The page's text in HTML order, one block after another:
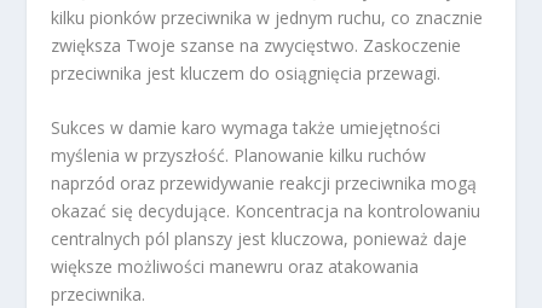
kilku pionków przeciwnika w jednym ruchu, co znacznie
zwiększa Twoje szanse na zwycięstwo. Zaskoczenie
przeciwnika jest kluczem do osiągnięcia przewagi.
Sukces w damie karo wymaga także umiejętności
myślenia w przyszłość. Planowanie kilku ruchów
naprzód oraz przewidywanie reakcji przeciwnika mogą
okazać się decydujące. Koncentracja na kontrolowaniu
centralnych pól planszy jest kluczowa, ponieważ daje
większe możliwości manewru oraz atakowania
przeciwnika.